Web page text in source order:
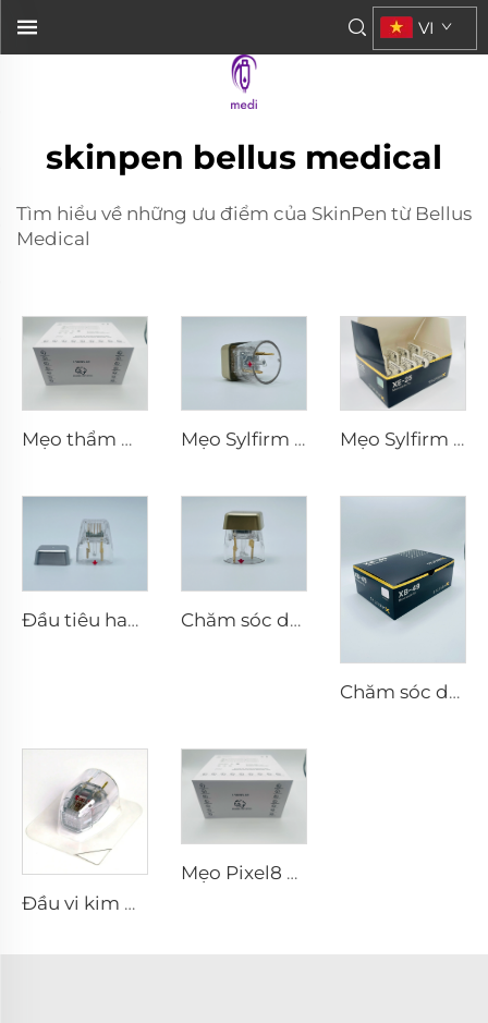
VI
skinpen bellus medical
Tìm hiểu về những ưu điểm của SkinPen từ Bellus
Medical
Mẹo thẩm mỹ Pixel8 RF Rohrer 25 49 64 Mẹo Sylfirm X vi kim rf X-25 Mẹo Sylfirm X vi kim rf XE-25
Đầu tiêu hao điện cực lưỡng cực vi kim RF Scarlet S, 25 châm Chăm sóc da vi kim RF Sylfirm X đầu tip Sylfirm X X-25
Chăm sóc da vi kim RF Sylfirm X đầu tip Sylfirm X XB-49
Đầu vi kim RF Sylfirm X XE-25 cartridge từ Viol
Mẹo Pixel8 RF